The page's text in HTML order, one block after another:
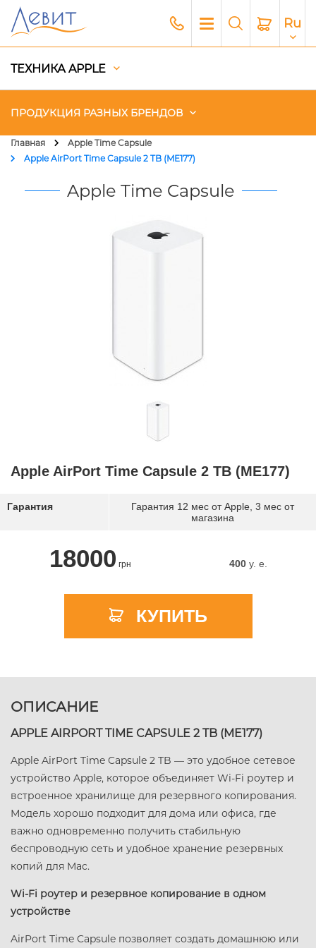
Ru
ТЕХНИКА APPLE
ПРОДУКЦИЯ РАЗНЫХ БРЕНДОВ
Чехлы
Акустика
Главная
Apple Time Capsule
Apple AirPort Time Capsule 2 TB (ME177)
Apple Time Capsule
Apple AirPort Time Capsule 2 TB (ME177)
Гарантия
Гарантия 12 мес от Apple, 3 мес от
магазина
18000 грн 400y. e.
КУПИТЬ
ОПИСАНИЕ
APPLE AIRPORT TIME CAPSULE 2 TB (ME177)
Apple AirPort Time Capsule 2 TB — это удобное сетевое
устройство Apple, которое объединяет Wi-Fi роутер и
встроенное хранилище для резервного копирования.
Модель хорошо подходит для дома или офиса, где
важно одновременно получить стабильную
беспроводную сеть и удобное хранение резервных
копий для Mac.
Wi-Fi роутер и резервное копирование в одном
устройстве
AirPort Time Capsule позволяет создать домашнюю или